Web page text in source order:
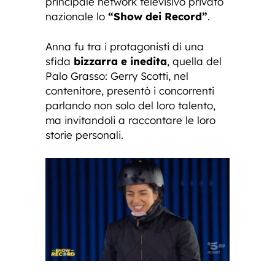
nazionale lo “Show dei Record”.
Anna fu tra i protagonisti di una
sfida bizzarra e inedita, quella del
Palo Grasso: Gerry Scotti, nel
contenitore, presentò i concorrenti
parlando non solo del loro talento,
ma invitandoli a raccontare le loro
storie personali.